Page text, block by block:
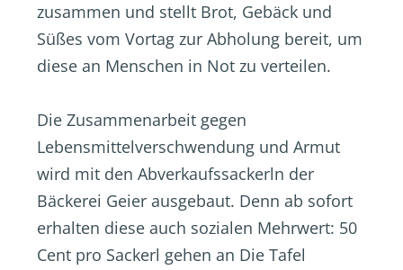
zusammen und stellt Brot, Gebäck und
Süßes vom Vortag zur Abholung bereit, um
diese an Menschen in Not zu verteilen.
Die Zusammenarbeit gegen
Lebensmittelverschwendung und Armut
wird mit den Abverkaufssackerln der
Bäckerei Geier ausgebaut. Denn ab sofort
erhalten diese auch sozialen Mehrwert: 50
Cent pro Sackerl gehen an Die Tafel